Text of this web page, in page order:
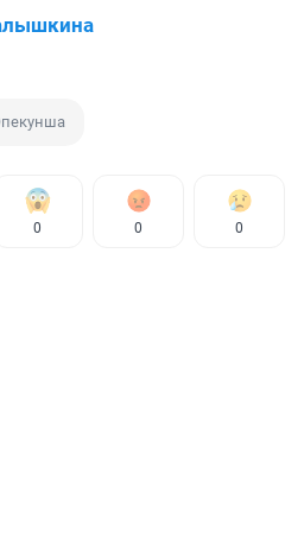
0 0 0